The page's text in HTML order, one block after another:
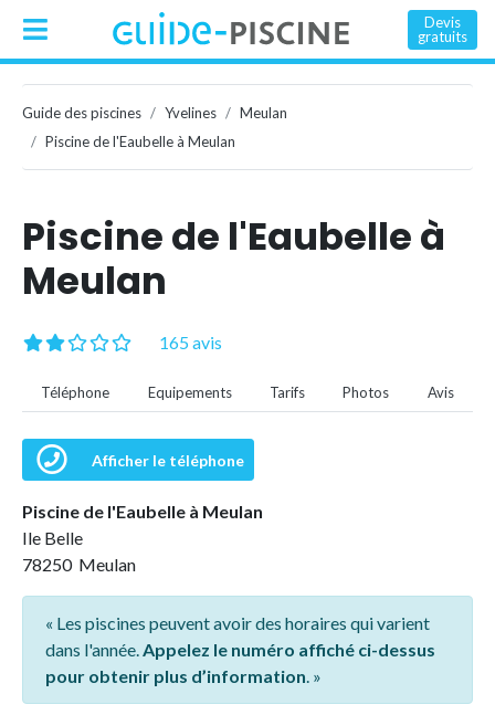
Devis
gratuits
Guide des piscines Yvelines
Meulan
Piscine de l'Eaubelle à Meulan
Piscine de l'Eaubelle à
Meulan
165 avis
Téléphone Equipements Tarifs Photos Avis
Afficher le téléphone
Piscine de l'Eaubelle à Meulan
Ile Belle
78250 Meulan
« Les piscines peuvent avoir des horaires qui varient
dans l'année.Appelez le numéro affiché ci-dessus
pour obtenir plus d’information. »